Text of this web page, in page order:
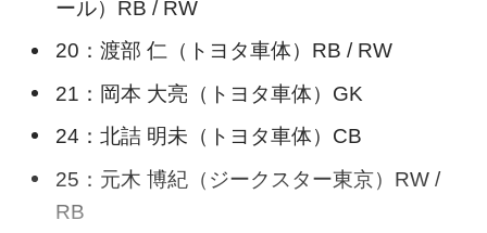
ール）RB / RW
20：渡部 仁（トヨタ車体）RB / RW
21：岡本 大亮（トヨタ車体）GK
24：北詰 明未（トヨタ車体）CB
25：元木 博紀（ジークスター東京）RW /
RB